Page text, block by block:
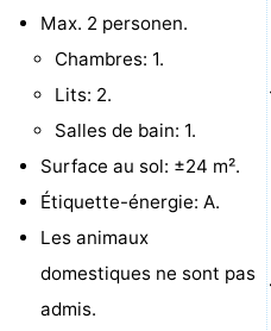
Piscines
-
Faire
du
vélo
Randonnée
Équitation
-
Terrains
-
Peche
Max. 2 personen.
Chambres: 1.
Lits: 2.
Salles de bain: 1.
Surface au sol: ±24 m².
Étiquette-énergie: A.
Les animaux
domestiques ne sont pas
admis.